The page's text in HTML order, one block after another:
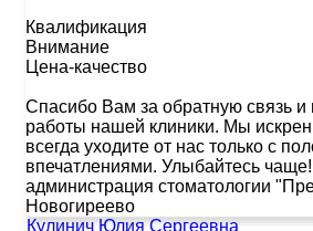
Квалификация
Внимание
Цена-качество
Спасибо Вам за обратную связь и
работы нашей клиники. Мы
всегда уходите от нас только с
впечатлениями. Улыбайтесь
администрация стоматологии
Новогиреево
Кулинич Юлия Сергеевна